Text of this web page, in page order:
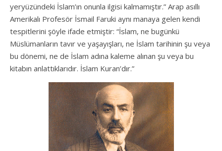
yeryüzündeki İslam’ın onunla ilgisi kalmamıştır.” Arap asıllı
Amerikalı Profesör İsmail Faruki aynı manaya gelen kendi
tespitlerini şöyle ifade etmiştir: “İslam, ne bugünkü
Müslümanların tavır ve yaşayışları, ne İslam tarihinin şu veya
bu dönemi, ne de İslam adına kaleme alınan şu veya bu
kitabın anlattıklarıdır. İslam Kuran’dır.”